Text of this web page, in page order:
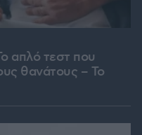
απλό τεστ που
θανάτους – Το